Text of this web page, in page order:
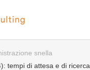
snella
tempi di attesa e di ricerca